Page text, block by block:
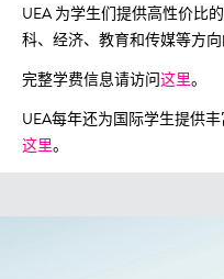
UEA 为学生们提供高性价比
科、经济、教育和传媒等方
完整学费信息请访问这里。
UEA每年还为国际学生提供
这里。